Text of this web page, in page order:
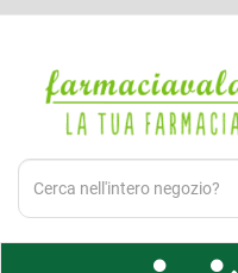
principale
Valaperta
Cerca
Prodotto